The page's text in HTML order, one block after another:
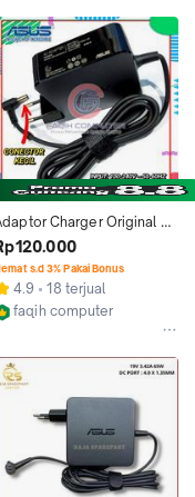
Charger Original
Asus A456 A456U
A456UQ 19V 3.42
s.d 3% Pakai Bonus
4.9
18 terjual
faqih computer